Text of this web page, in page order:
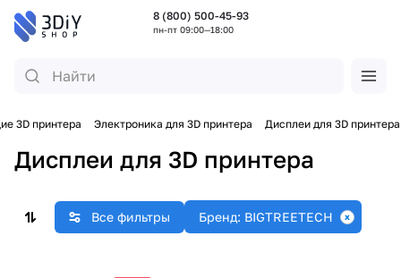
8 (800) 500-45-93
пн-пт 09:00—18:00
3D принтера Электроника для 3D принтера Дисплеи для 3D принтера
Дисплеи для 3D принтера
Все фильтры Бренд: BIGTREETECH